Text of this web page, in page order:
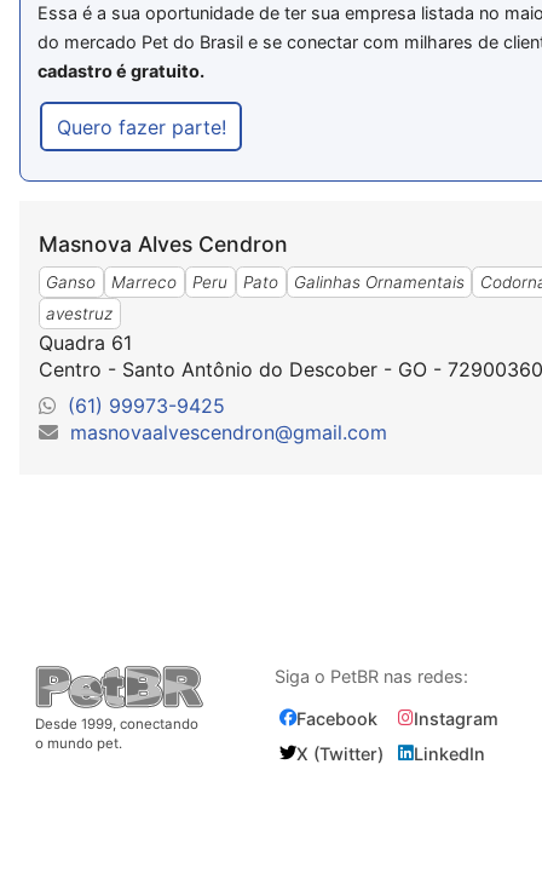
Essa é a sua oportunidade de ter sua empresa listada no
do mercado Pet do Brasil e se conectar com milhares de
cadastro é gratuito.
Quero fazer parte!
Masnova Alves Cendron
Ganso Marreco Peru Pato Galinhas Ornamentais
avestruz
Quadra 61
Centro - Santo Antônio do Descober - GO - 72900360
(61) 99973-9425
masnovaalvescendron@gmail.com
Desde 1999, conectando
o mundo pet.
Siga o PetBR nas redes:
Facebook
Instagram
X (Twitter)
LinkedIn